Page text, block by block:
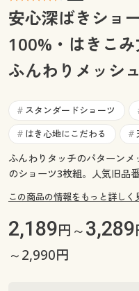
マイページ
閲覧履歴
お気に入り
サポート
ご利用ガイド
お気に入り
サポート
ご利用ガイド
よくある質問とお問い
安心深ばきショ
100%・はきこ
ふんわりメッシ
# スタンダードショーツ
# はき心地にこだわる #
ふんわりタッチのパターン
のショーツ3枚組。人気旧品
この商品の情報をもっと詳しく
2,189円～3,289
～2,990円